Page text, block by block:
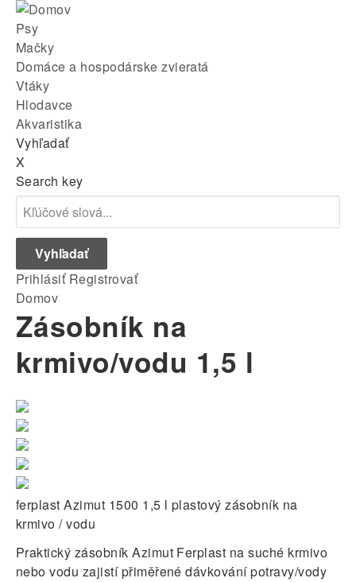
Skip
main
navigation
Main
menu
Psy
Mačky
Domáce a hospodárske zvieratá
Vtáky
Hlodavce
Akvaristika
Vyhľadať
X
Search key
Prihlásiť Registrovať
Breadcrumb
Domov
Zásobník na
krmivo/vodu 1,5 l
ferplast Azimut 1500 1,5 l plastový zásobník na
krmivo / vodu
Praktický zásobník Azimut Ferplast na suché krmivo
nebo vodu zajistí přiměřené dávkování potravy/vody